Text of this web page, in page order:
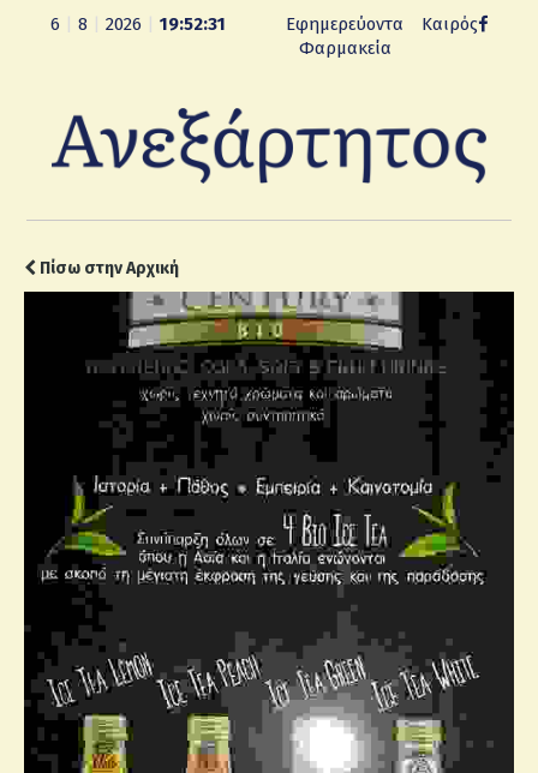
6 8 2026 19:52:32
Εφημερεύοντα
Φαρμακεία
Καιρός
Πίσω στην Αρχική